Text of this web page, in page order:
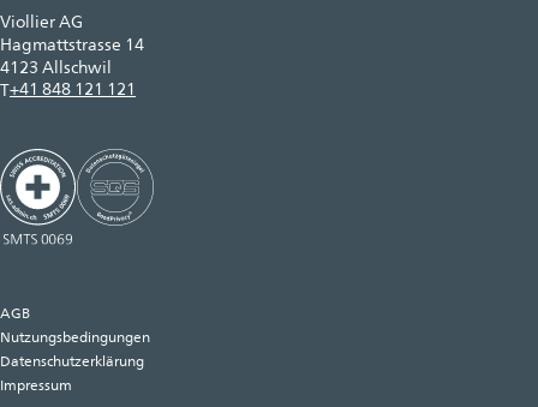
Viollier AG
Hagmattstrasse 14
4123 Allschwil
T+41 848 121 121
AGB
Nutzungsbedingungen
Datenschutzerklärung
Impressum